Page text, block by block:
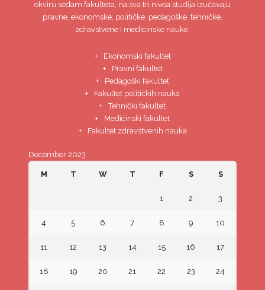
okviru sedam fakulteta, na sva tri nivoa studija izučavaju
pravne, ekonomske, političke, pedagoške, tehničke,
zdravstvene i medicinske nauke.
Ekonomski fakultet
Pravni fakultet
Pedagoški fakultet
Fakultet političkih nauka
Tehnički fakultet
Medicinski fakultet
Fakultet zdravstvenih nauka
December 2023
M T W T F S S
1 2 3
4 5 6 7 8 9 10
11 12 13 14 15 16 17
18 19 20 21 22 23 24